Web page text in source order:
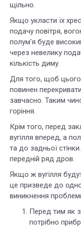
щільно.
Якщо укласти їх
подачу повітря,
полум'я буде
через невелику
кількість диму.
Для того, щоб цього
повинен
завчасно. Таким
горіння.
Крім того, перед
вугілля вперед, а
та до задньої
передній ряд дров.
Якщо ж вугілля
це призведе до
виникнення
Перед тим як
потрібно